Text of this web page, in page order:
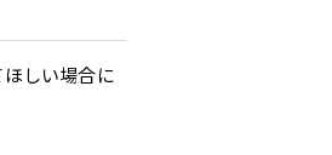
ほしい場合に